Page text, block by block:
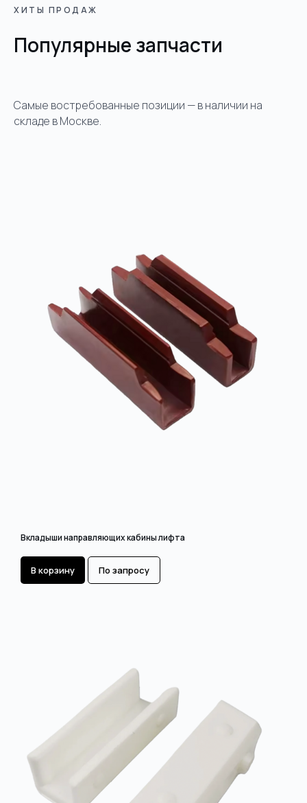
ХИТЫ ПРОДАЖ
Популярные запчасти
Самые востребованные позиции — в наличии на
складе в Москве.
Вкладыши направляющих кабины лифта
В корзину По запросу